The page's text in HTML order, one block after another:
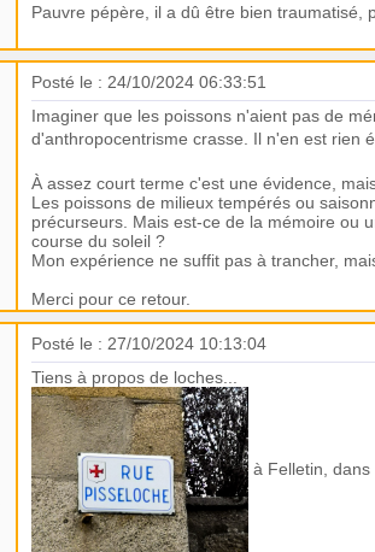
Pauvre pépère, il a dû être bien
Posté le : 24/10/2024 06:33:51
Imaginer que les poissons n'aient pas de
d'anthropocentrisme crasse. Il n'en est rien
À assez court terme c'est une évidence,
Les poissons de milieux tempérés ou
précurseurs. Mais est-ce de la mémoire ou
course du soleil ?
Mon expérience ne suffit pas à trancher,
Merci pour ce retour.
Posté le : 27/10/2024 10:13:04
Tiens à propos de loches...
à Felletin, dans